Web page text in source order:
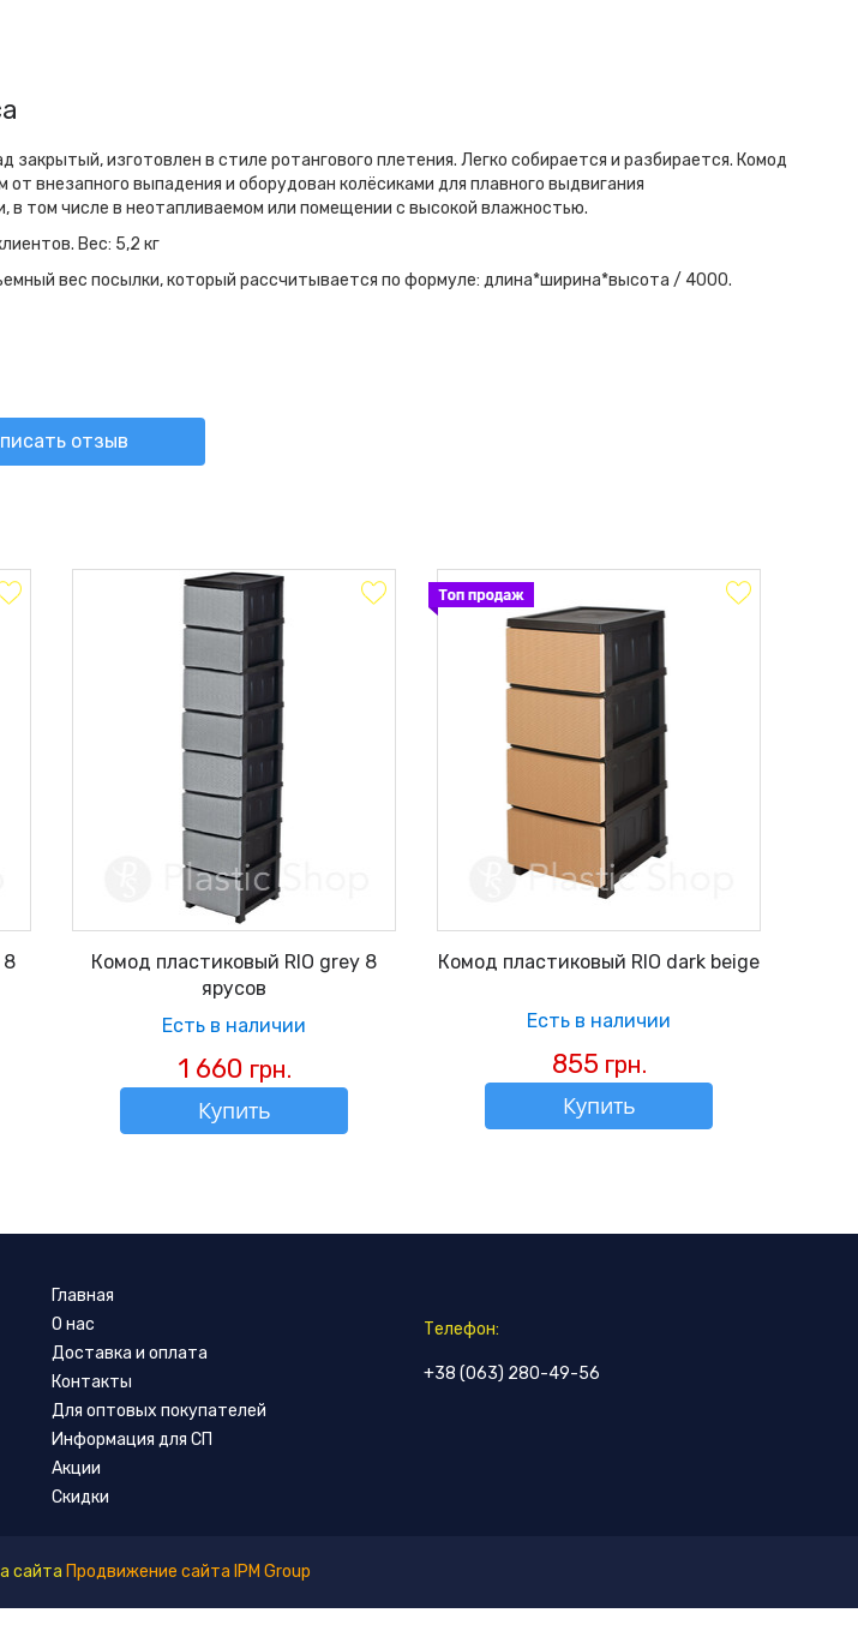
закрытый, изготовлен в стиле ротангового плетения. Легко собирается и разбирается. Комод
внезапного выпадения и оборудован колёсиками для плавного выдвигания
том числе в неотапливаемом или помещении с высокой влажностью.
Вес: 5,2 кг
вес посылки, который рассчитывается по формуле: длина*ширина*высота / 4000.
отзыв
Комод пластиковый RIO grey 8
ярусов
Есть в наличии
1 660 грн.
Купить
Комод пластиковый RIO dark beige
Есть в наличии
855 грн.
Купить
Главная
О нас
Доставка и оплата
Контакты
Для оптовых покупателей
Информация для СП
Акции
Скидки
Телефон:
+38 (063) 280-49-56
сайта Продвижение сайта IPM Group